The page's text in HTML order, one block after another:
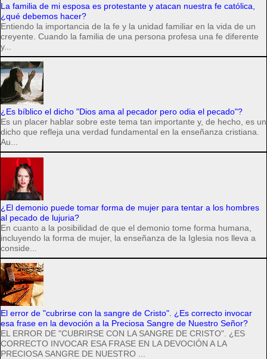
La familia de mi esposa es protestante y atacan nuestra fe católica,
¿qué debemos hacer?
Entiendo la importancia de la fe y la unidad familiar en la vida de un
creyente. Cuando la familia de una persona profesa una fe diferente
y...
¿Es bíblico el dicho "Dios ama al pecador pero odia el pecado"?
Es un placer hablar sobre este tema tan importante y, de hecho, es un
dicho que refleja una verdad fundamental en la enseñanza cristiana.
Au...
¿El demonio puede tomar forma de mujer para tentar a los hombres
al pecado de lujuria?
En cuanto a la posibilidad de que el demonio tome forma humana,
incluyendo la forma de mujer, la enseñanza de la Iglesia nos lleva a
conside...
El error de "cubrirse con la sangre de Cristo". ¿Es correcto invocar
esa frase en la devoción a la Preciosa Sangre de Nuestro Señor?
EL ERROR DE "CUBRIRSE CON LA SANGRE DE CRISTO". ¿ES
CORRECTO INVOCAR ESA FRASE EN LA DEVOCIÓN A LA
PRECIOSA SANGRE DE NUESTRO ...